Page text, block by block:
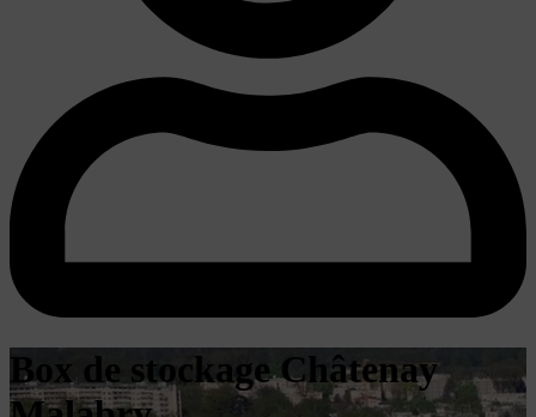
Box de stockage Châtenay